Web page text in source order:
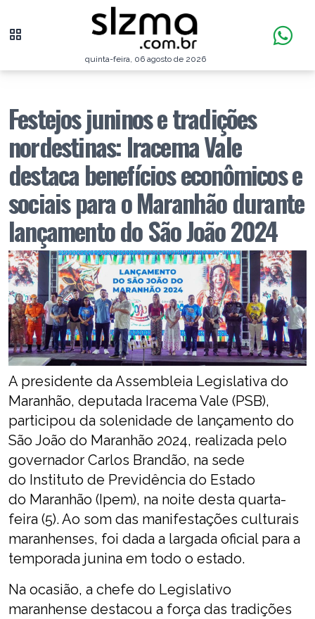
quinta-feira, 06 agosto de 2026
Festejos juninos e tradições
nordestinas: Iracema Vale
destaca benefícios econômicos e
sociais para o Maranhão durante
lançamento do São João 2024
A presidente da Assembleia Legislativa do
Maranhão, deputada Iracema Vale (PSB),
participou da solenidade de lançamento do
São João do Maranhão 2024, realizada pelo
governador Carlos Brandão, na sede
do Instituto de Previdência do Estado
do Maranhão (Ipem), na noite desta quarta-
feira (5). Ao som das manifestações culturais
maranhenses, foi dada a largada oficial para a
temporada junina em todo o estado.
Na ocasião, a chefe do Legislativo
maranhense destacou a força das tradições